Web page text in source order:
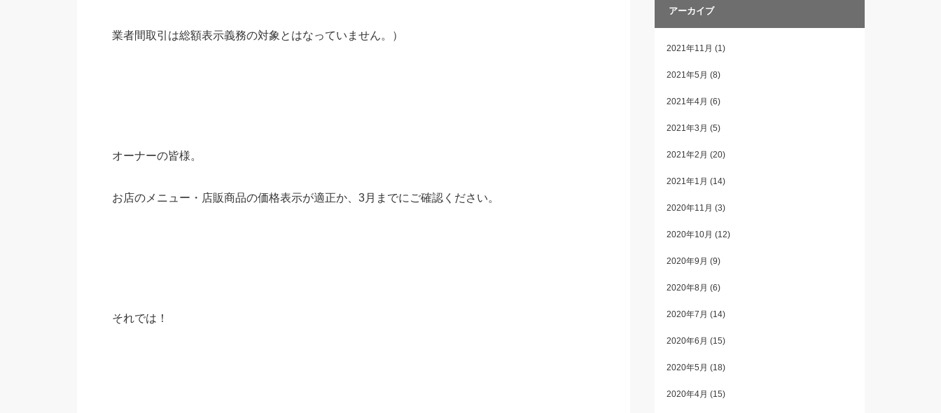
業者間取引は総額表示義務の対象とはなっていません。）
オーナーの皆様。
お店のメニュー・店販商品の価格表示が適正か、3月までにご確認ください。
それでは！
アーカイブ
2021年11月 (1)
2021年5月 (8)
2021年4月 (6)
2021年3月 (5)
2021年2月 (20)
2021年1月 (14)
2020年11月 (3)
2020年10月 (12)
2020年9月 (9)
2020年8月 (6)
2020年7月 (14)
2020年6月 (15)
2020年5月 (18)
2020年4月 (15)